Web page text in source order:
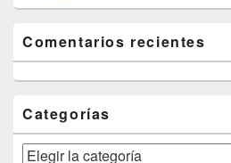
Comentarios recientes
Categorías
Categorías